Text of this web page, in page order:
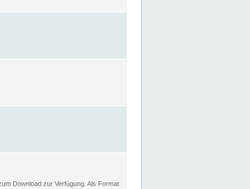
Download zur Verfügung. Als Format